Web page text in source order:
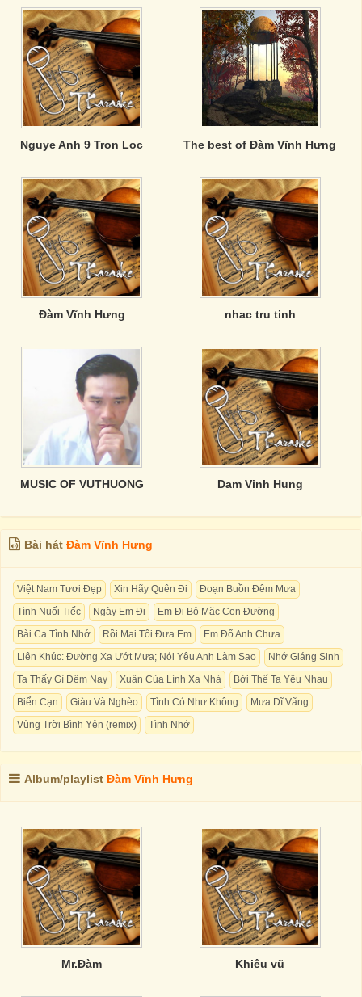
Nguye Anh 9 Tron Loc The best of Đàm Vĩnh Hưng
Đàm Vĩnh Hưng nhac tru tinh
MUSIC OF VUTHUONG Dam Vinh Hung
Bài hát Đàm Vĩnh Hưng
Việt Nam Tươi Đẹp Xin Hãy Quên Đi
Đoạn Buồn Đêm Mưa
Tình Nuối Tiếc
Ngày Em Đi
Em Đi Bỏ Mặc Con Đường
Bài Ca Tình Nhớ
Rồi Mai Tôi Đưa Em
Em Đổ Anh Chưa
Liên Khúc: Đường Xa Ướt Mưa; Nói Yêu Anh Làm Sao
Nhớ Giáng Sinh
Ta Thấy Gì Đêm Nay
Xuân Của Lính Xa Nhà
Bởi Thế Ta Yêu Nhau
Biển Cạn
Giàu Và Nghèo Tình Có Như Không
Mưa Dĩ Vãng
Vùng Trời Bình Yên (remix)
Tình Nhớ
Album/playlist Đàm Vĩnh Hưng
Mr.Đàm Khiêu vũ